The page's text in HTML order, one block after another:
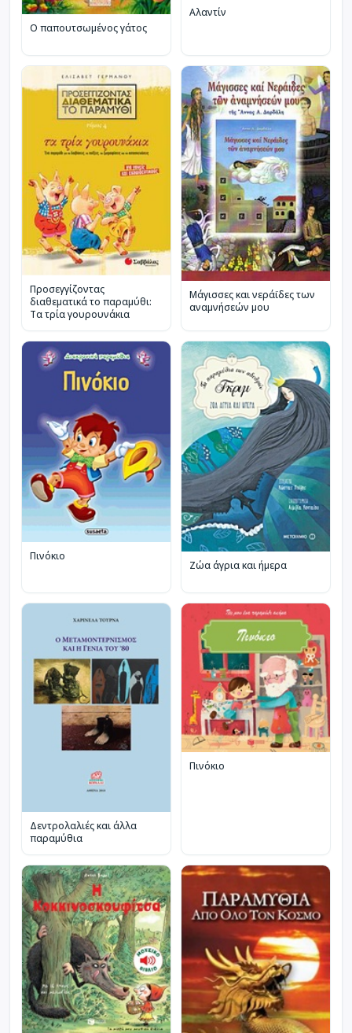
Ο παπουτσωμένος γάτος
Αλαντίν
Προσεγγίζοντας
διαθεματικά το παραμύθι:
Τα τρία γουρουνάκια
Μάγισσες και νεράϊδες των
αναμνήσεών μου
Πινόκιο
Ζώα άγρια και ήμερα
Δεντρολαλιές και άλλα
παραμύθια
Πινόκιο